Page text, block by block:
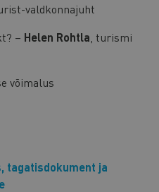
valdkonnajuht
– Helen Rohtla , turismi
võimalus
tagatisdokument ja